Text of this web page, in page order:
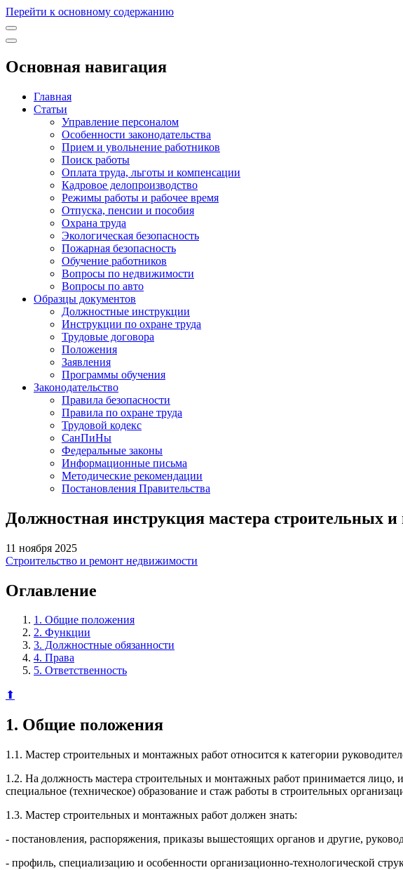
Перейти к основному содержанию
Основная навигация
Главная
Статьи
Управление персоналом
Особенности законодательства
Прием и увольнение работников
Поиск работы
Оплата труда, льготы и компенсации
Кадровое делопроизводство
Режимы работы и рабочее время
Отпуска, пенсии и пособия
Охрана труда
Экологическая безопасность
Пожарная безопасность
Обучение работников
Вопросы по недвижимости
Вопросы по авто
Образцы документов
Должностные инструкции
Инструкции по охране труда
Трудовые договора
Положения
Заявления
Программы обучения
Законодательство
Правила безопасности
Правила по охране труда
Трудовой кодекс
СанПиНы
Федеральные законы
Информационные письма
Методические рекомендации
Постановления Правительства
Должностная инструкция мастера строительных
11 ноября 2025
Строительство и ремонт недвижимости
Оглавление
1. Общие положения
2. Функции
3. Должностные обязанности
4. Права
5. Ответственность
⬆
1. Общие положения
1.1. Мастер строительных и монтажных работ относится к категории
1.2. На должность мастера строительных и монтажных работ принимается лицо,
специальное (техническое) образование и стаж работы в строительных
1.3. Мастер строительных и монтажных работ должен знать:
- постановления, распоряжения, приказы вышестоящих органов и другие,
- профиль, специализацию и особенности организационно-технологической